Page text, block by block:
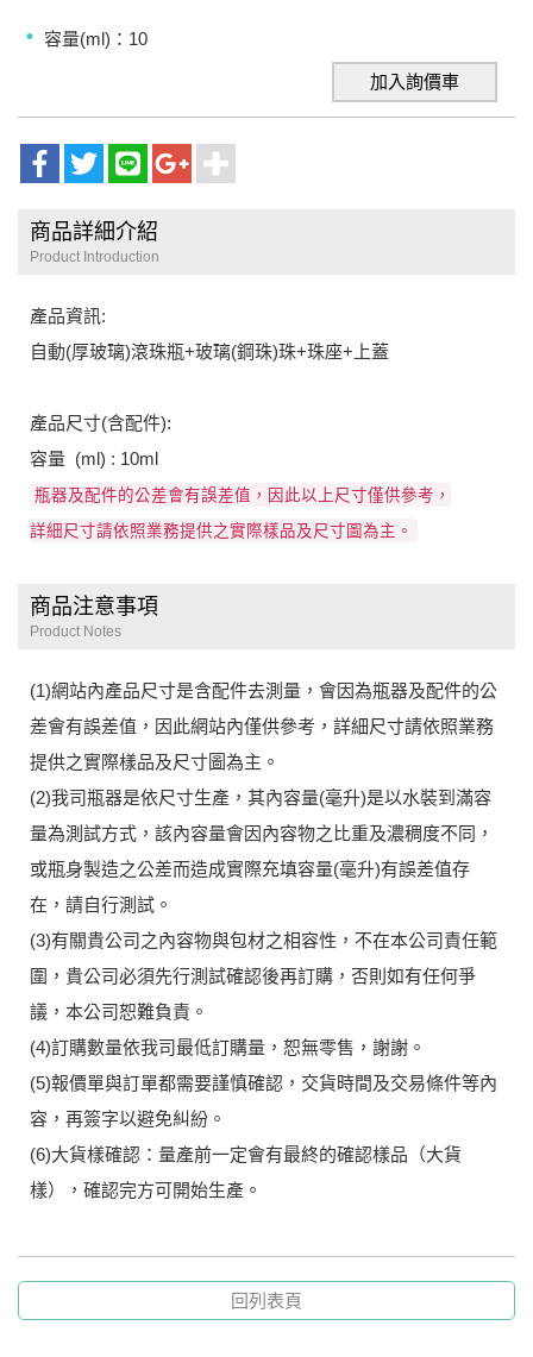
容量(ml)：10
加入詢價車
商品詳細介紹
Product Introduction
產品資訊:
自動(厚玻璃)滾珠瓶+玻璃(鋼珠)珠+珠座+上蓋
產品尺寸(含配件):
容量 (ml) : 10ml
瓶器及配件的公差會有誤差值，因此以上尺寸僅供參考，
詳細尺寸請依照業務提供之實際樣品及尺寸圖為主。
商品注意事項
Product Notes
(1)網站內產品尺寸是含配件去測量，會因為瓶器及配件的公
差會有誤差值，因此網站內僅供參考，詳細尺寸請依照業務
提供之實際樣品及尺寸圖為主。
(2)我司瓶器是依尺寸生產，其內容量(毫升)是以水裝到滿容
量為測試方式，該內容量會因內容物之比重及濃稠度不同，
或瓶身製造之公差而造成實際充填容量(毫升)有誤差值存
在，請自行測試。
(3)有關貴公司之內容物與包材之相容性，不在本公司責任範
圍，貴公司必須先行測試確認後再訂購，否則如有任何爭
議，本公司恕難負責。
(4)訂購數量依我司最低訂購量，恕無零售，謝謝。
(5)報價單與訂單都需要謹慎確認，交貨時間及交易條件等內
容，再簽字以避免糾紛。
(6)大貨樣確認：量產前一定會有最終的確認樣品（大貨
樣），確認完方可開始生產。
回列表頁